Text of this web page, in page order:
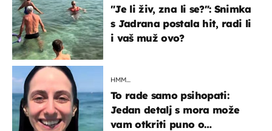
"Je li živ, zna li se?": Snimka
s Jadrana postala hit, radi li
i vaš muž ovo?
HMM…
To rade samo psihopati:
Jedan detalj s mora može
vam otkriti puno o